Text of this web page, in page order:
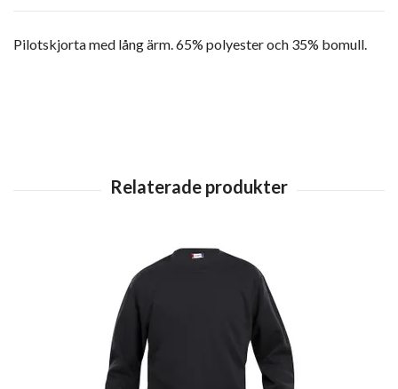
Pilotskjorta med lång ärm. 65% polyester och 35% bomull.